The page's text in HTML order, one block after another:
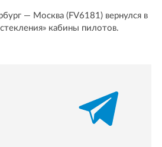
— Москва (FV6181) вернулся в
кабины пилотов.